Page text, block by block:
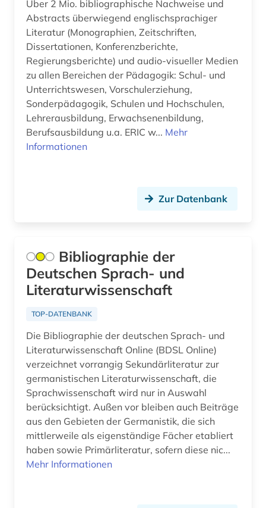
aluminiumbearbeitung (1)
aluminiumproduktion (1)
american anthropological association (1)
american library association (1)
amerika (6)
amnesty international (1)
amtsdrucksache (2)
analytik (1)
analytische chemie (2)
anarchist (1)
angelsachsen (2)
angelsächsische texte (2)
angewandte chemie (1)
Europa (62)
Finnland (9)
Frankreich (27)
GUS (8)
Griechenland (Altertum) (4)
Israel (10)
Italien (27)
Japan (5)
Jugoslawien (7)
Kanada (21)
Korea (2)
Kroatien (8)
Lettland (6)
Liechtenstein (2)
Über 2 Mio. bibliographische Nachweise und
Abstracts überwiegend englischsprachiger
Literatur (Monographien, Zeitschriften,
Dissertationen, Konferenzberichte,
Regierungsberichte) und audio-visueller Medien
zu allen Bereichen der Pädagogik: Schul- und
Unterrichtswesen, Vorschulerziehung,
Sonderpädagogik, Schulen und Hochschulen,
Lehrerausbildung, Erwachsenenbildung,
Berufsausbildung u.a. ERIC w... Mehr
Informationen
Zur Datenbank
Bibliographie der
Deutschen Sprach- und
Literaturwissenschaft
TOP-DATENBANK
Die Bibliographie der deutschen Sprach- und
Literaturwissenschaft Online (BDSL Online)
verzeichnet vorrangig Sekundärliteratur zur
germanistischen Literaturwissenschaft, die
Sprachwissenschaft wird nur in Auswahl
berücksichtigt. Außen vor bleiben auch Beiträge
aus den Gebieten der Germanistik, die sich
mittlerweile als eigenständige Fächer etabliert
haben sowie Primärliteratur, sofern diese nic...
Mehr Informationen